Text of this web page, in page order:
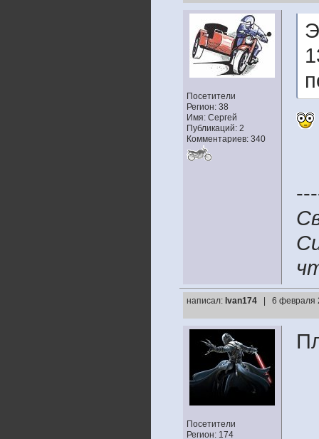
Посетители
Регион: 38
Имя: Сергей
Публикаций: 2
Комментариев: 340
написал: Ivan174 | 6
Посетители
Регион: 174